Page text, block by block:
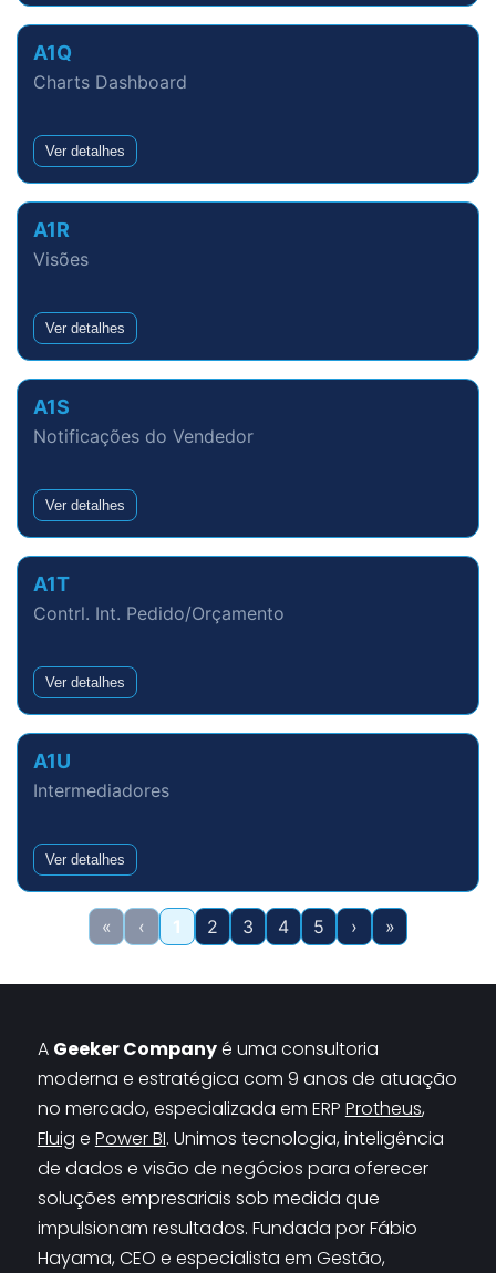
A1Q
Charts Dashboard
Ver detalhes
A1R
Visões
Ver detalhes
A1S
Notificações do Vendedor
Ver detalhes
A1T
Contrl. Int. Pedido/Orçamento
Ver detalhes
A1U
Intermediadores
Ver detalhes
« ‹ 1 2 3 4 5 › »
A Geeker Company é uma consultoria
moderna e estratégica com 9 anos de atuação
no mercado, especializada em ERP Protheus
Fluig e Power BI. Unimos tecnologia, inteligência
de dados e visão de negócios para oferecer
soluções empresariais sob medida que
impulsionam resultados. Fundada por Fábio
Hayama, CEO e especialista em Gestão,